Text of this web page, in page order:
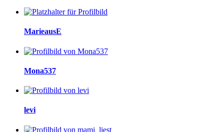
MarieausE
Mona537
levi